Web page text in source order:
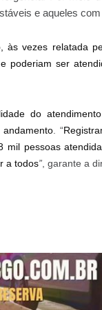
e aqueles
vezes relatada
poderiam ser
do
. “
pessoas
a todos”, garante a